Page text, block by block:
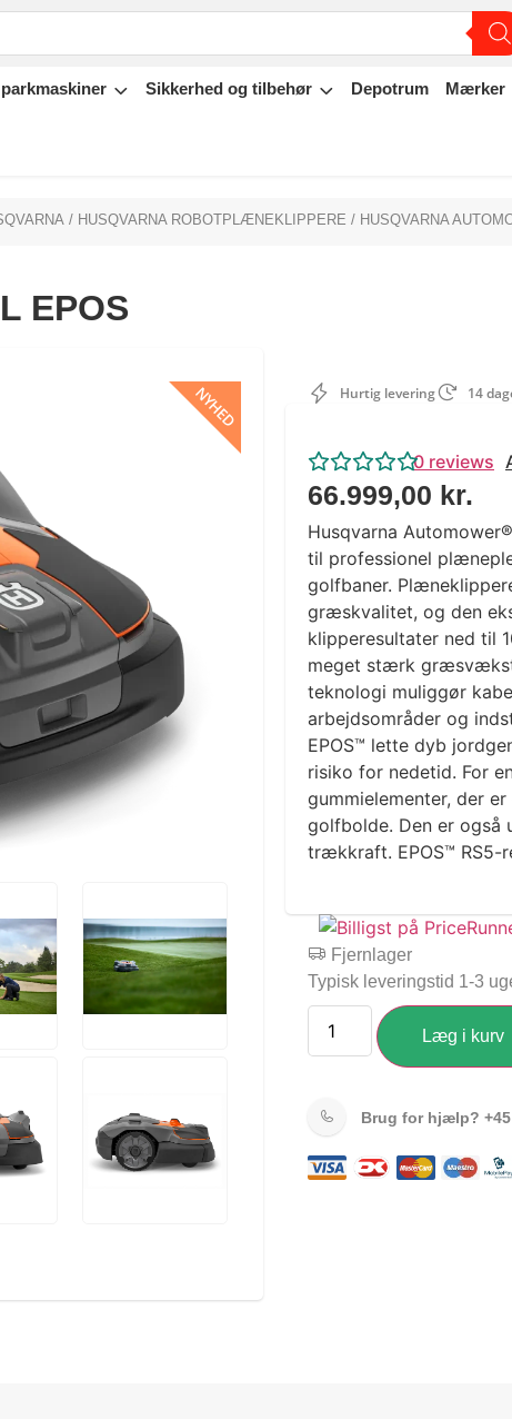
Sikkerhed og tilbehør Depotrum Mærker
/ HUSQVARNA ROBOTPLÆNEKLIPPERE / HUSQVARNA
EPOS
NYHED Hurtig levering 14
0 reviews
66.999,00 kr.
Husqvarna
til professionel
golfbaner.
græskvalitet, og den
klipperesultater ned til
meget stærk
teknologi muliggør
arbejdsområder og
EPOS™ lette dyb
risiko for nedetid. For
gummielementer, der
golfbolde. Den er også
trækkraft. EPOS™ RS5-
Fjernlager
Typisk leveringstid 1-3
Læg i kurv
Brug for hjælp?